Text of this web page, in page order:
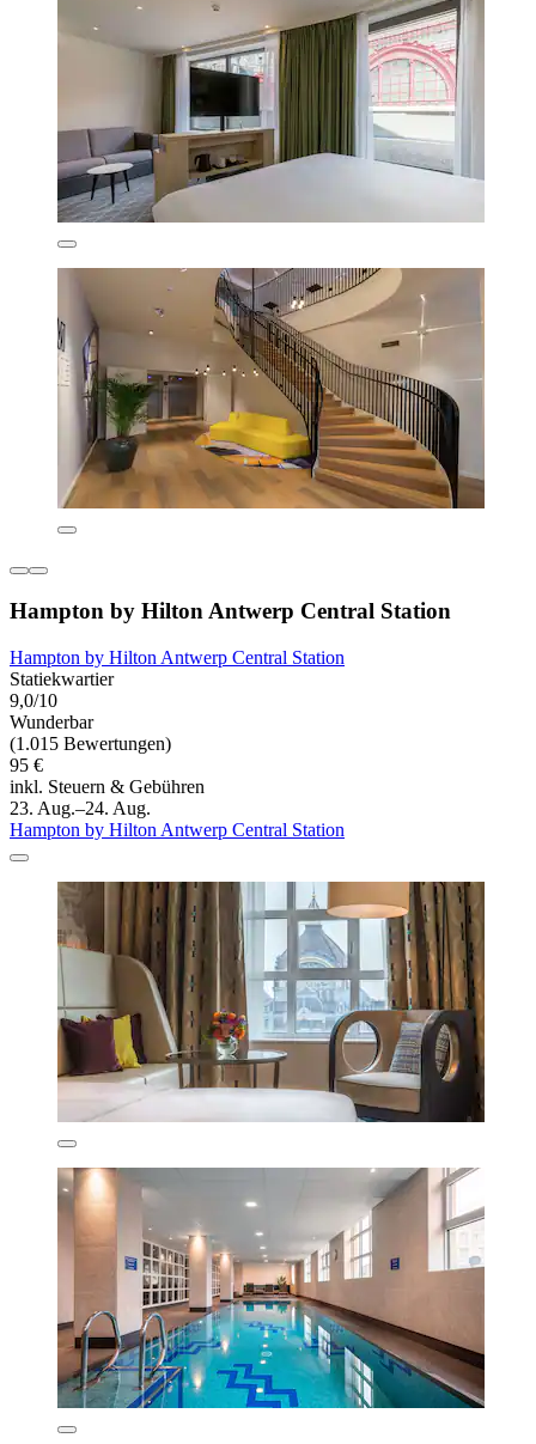
Hampton by Hilton Antwerp Central Station
Hampton by Hilton Antwerp Central Station
Statiekwartier
9,0/10
Wunderbar
(1.015 Bewertungen)
95 €
inkl. Steuern & Gebühren
23. Aug.–24. Aug.
Hampton by Hilton Antwerp Central Station